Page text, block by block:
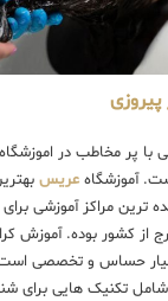
با پر مخاطب در
آموزشگاه عریس
ترین مراکز آموزشی برای
کشور بوده. آموزش
حساس و تخصصی است
شامل تکنیک هایی برای